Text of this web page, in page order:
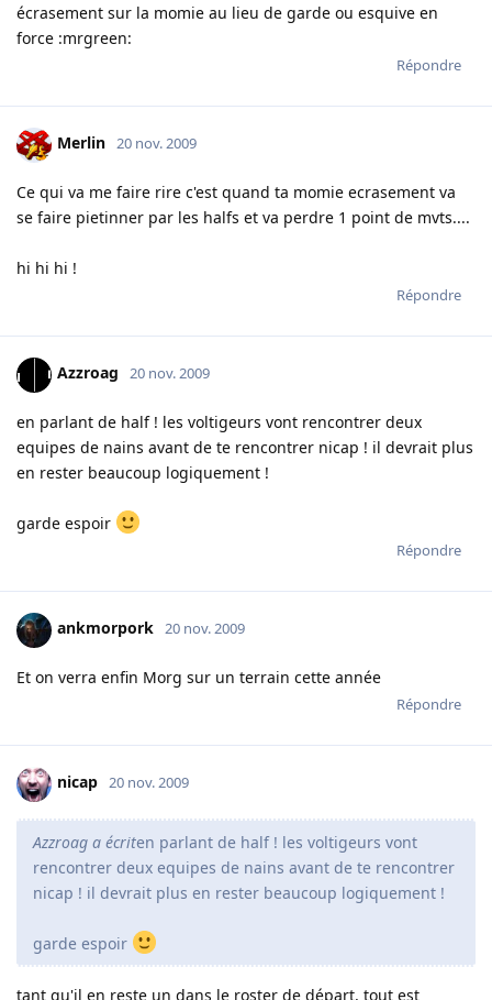
écrasement sur la momie au lieu de garde ou esquive en
force :mrgreen:
Répondre
Merlin 20 nov. 2009
Ce qui va me faire rire c'est quand ta momie ecrasement va
se faire pietinner par les halfs et va perdre 1 point de mvts....
hi hi hi !
Répondre
Azzroag 20 nov. 2009
en parlant de half ! les voltigeurs vont rencontrer deux
equipes de nains avant de te rencontrer nicap ! il devrait plus
en rester beaucoup logiquement !
garde espoir
Répondre
ankmorpork 20 nov. 2009
Et on verra enfin Morg sur un terrain cette année
Répondre
nicap 20 nov. 2009
Azzroag a écriten parlant de half ! les voltigeurs vont
rencontrer deux equipes de nains avant de te rencontrer
nicap ! il devrait plus en rester beaucoup logiquement !
garde espoir
tant qu'il en reste un dans le roster de départ, tout est